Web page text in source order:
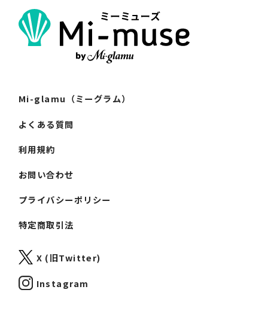
Mi-glamu（ミーグラム）
よくある質問
利用規約
お問い合わせ
プライバシーポリシー
特定商取引法
X (旧Twitter)
Instagram